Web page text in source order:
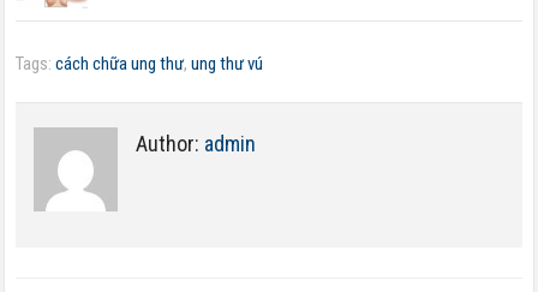
Tags:cách chữa ung thư,ung thư vú
Author: admin